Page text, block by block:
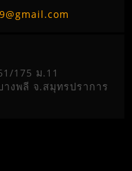
175 ม.11
งพลี จ.สมุทรปราการ